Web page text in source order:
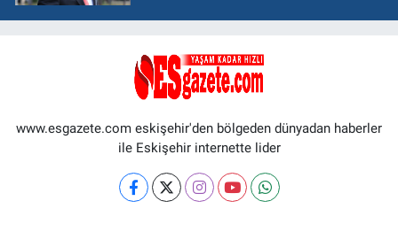
www.esgazete.com eskişehir'den bölgeden dünyadan haberler
ile Eskişehir internette lider